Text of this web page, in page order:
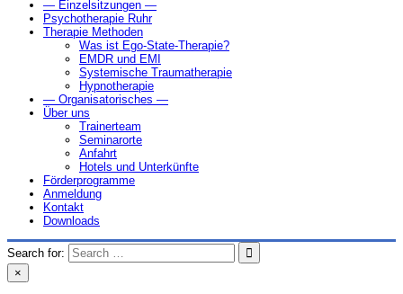
— Einzelsitzungen —
Psychotherapie Ruhr
Therapie Methoden
Was ist Ego-State-Therapie?
EMDR und EMI
Systemische Traumatherapie
Hypnotherapie
— Organisatorisches —
Über uns
Trainerteam
Seminarorte
Anfahrt
Hotels und Unterkünfte
Förderprogramme
Anmeldung
Kontakt
Downloads
Search for:
×